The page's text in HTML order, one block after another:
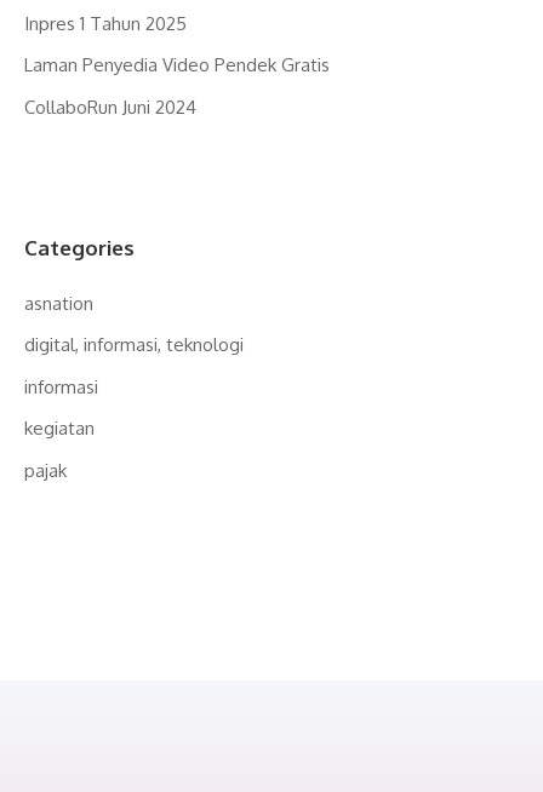
Inpres 1 Tahun 2025
Laman Penyedia Video Pendek Gratis
CollaboRun Juni 2024
Categories
asnation
digital, informasi, teknologi
informasi
kegiatan
pajak